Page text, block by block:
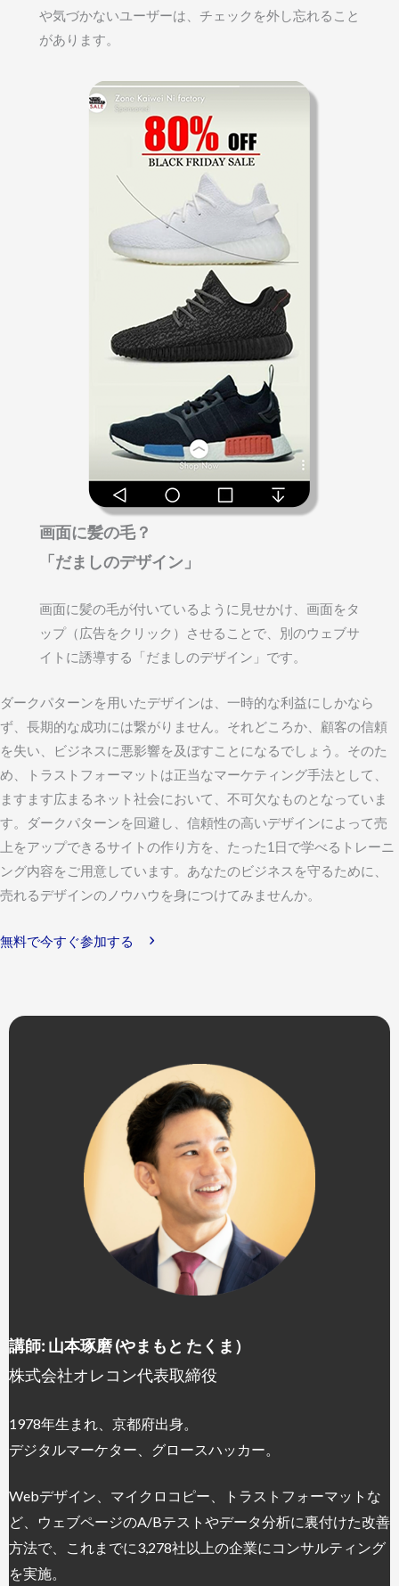
や気づかないユーザーは、チェックを外し忘れること
があります。
画面に髪の毛？
「だましのデザイン」
画面に髪の毛が付いているように見せかけ、画面をタ
ップ（広告をクリック）させることで、別のウェブサ
イトに誘導する「だましのデザイン」です。
ダークパターンを用いたデザインは、一時的な利益にしかなら
ず、長期的な成功には繋がりません。それどころか、顧客の信頼
を失い、ビジネスに悪影響を及ぼすことになるでしょう。 そのた
め、トラストフォーマットは正当なマーケティング手法として、
ますます広まるネット社会において、不可欠なものとなっていま
す。
ダークパターンを回避し、信頼性の高いデザインによって売
上をアップできるサイトの作り方を、たった1日で学べるトレーニ
ング内容をご用意しています。 あなたのビジネスを守るために、
売れるデザインのノウハウを身につけてみませんか。
無料で今すぐ参加する
講師: 山本琢磨 (やまもと たくま）
株式会社オレコン代表取締役
1978年生まれ、京都府出身。
デジタルマーケター、グロースハッカー。
Webデザイン、マイクロコピー、トラストフォーマットな
ど、ウェブページのA/Bテストやデータ分析に裏付けた改善
方法で、これまでに3,278社以上の企業にコンサルティング
を実施。